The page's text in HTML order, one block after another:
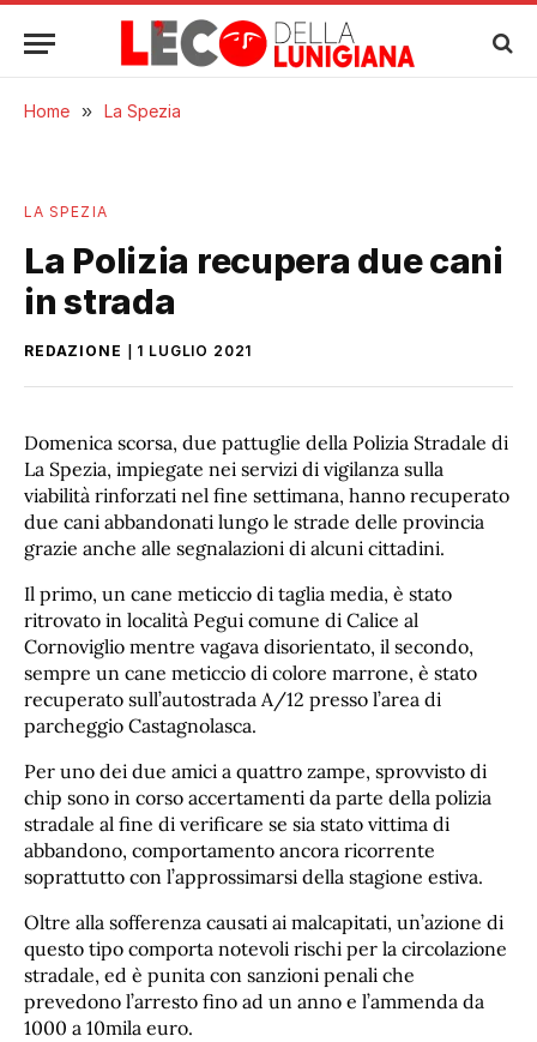
Home » La Spezia
LA SPEZIA
La Polizia recupera due cani
in strada
REDAZIONE 1 LUGLIO 2021
Domenica scorsa, due pattuglie della Polizia Stradale di
La Spezia, impiegate nei servizi di vigilanza sulla
viabilità rinforzati nel fine settimana, hanno recuperato
due cani abbandonati lungo le strade delle provincia
grazie anche alle segnalazioni di alcuni cittadini.
Il primo, un cane meticcio di taglia media, è stato
ritrovato in località Pegui comune di Calice al
Cornoviglio mentre vagava disorientato, il secondo,
sempre un cane meticcio di colore marrone, è stato
recuperato sull’autostrada A/12 presso l’area di
parcheggio Castagnolasca.
Per uno dei due amici a quattro zampe, sprovvisto di
chip sono in corso accertamenti da parte della polizia
stradale al fine di verificare se sia stato vittima di
abbandono, comportamento ancora ricorrente
soprattutto con l’approssimarsi della stagione estiva.
Oltre alla sofferenza causati ai malcapitati, un’azione di
questo tipo comporta notevoli rischi per la circolazione
stradale, ed è punita con sanzioni penali che
prevedono l’arresto fino ad un anno e l’ammenda da
1000 a 10mila euro.